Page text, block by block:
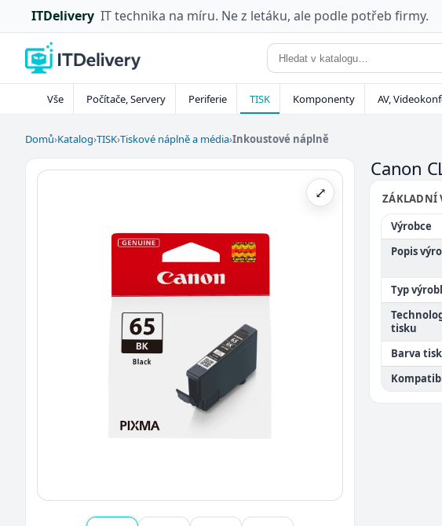
ITDelivery IT technika na míru. Ne z letáku, ale podle potřeb firmy.
Vše Počítače, Servery Periferie TISK Komponenty AV,
Domů›Katalog›TISK›Tiskové náplně a média›Inkoustové náplně
⤢
Canon
ZÁKLADNÍ
Výrobce
Popis
Typ
tisku
Barva